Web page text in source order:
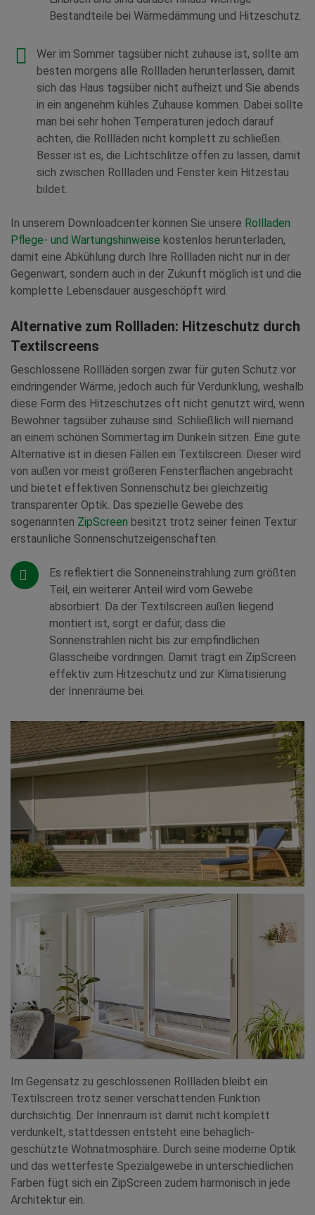
Bestandteile bei Wärmedämmung und Hitzeschutz.
Wer im Sommer tagsüber nicht zuhause ist, sollte am
besten morgens alle Rollladen herunterlassen, damit
sich das Haus tagsüber nicht aufheizt und Sie abends
in ein angenehm kühles Zuhause kommen. Dabei sollte
man bei sehr hohen Temperaturen jedoch darauf
achten, die Rollläden nicht komplett zu schließen.
Besser ist es, die Lichtschlitze offen zu lassen, damit
sich zwischen Rollladen und Fenster kein Hitzestau
bildet.
In unserem Downloadcenter können Sie unsere Rollladen
Pflege- und Wartungshinweise kostenlos herunterladen,
damit eine Abkühlung durch Ihre Rollladen nicht nur in der
Gegenwart, sondern auch in der Zukunft möglich ist und die
komplette Lebensdauer ausgeschöpft wird.
Alternative zum Rollladen: Hitzeschutz durch
Textilscreens
Geschlossene Rollläden sorgen zwar für guten Schutz vor
eindringender Wärme, jedoch auch für Verdunklung, weshalb
diese Form des Hitzeschutzes oft nicht genutzt wird, wenn
Bewohner tagsüber zuhause sind. Schließlich will niemand
an einem schönen Sommertag im Dunkeln sitzen. Eine gute
Alternative ist in diesen Fällen ein Textilscreen: Dieser wird
von außen vor meist größeren Fensterflächen angebracht
und bietet effektiven Sonnenschutz bei gleichzeitig
transparenter Optik. Das spezielle Gewebe des
sogenannten ZipScreen besitzt trotz seiner feinen Textur
erstaunliche Sonnenschutzeigenschaften.
Es reflektiert die Sonneneinstrahlung zum größten
Teil, ein weiterer Anteil wird vom Gewebe
absorbiert. Da der Textilscreen außen liegend
montiert ist, sorgt er dafür, dass die
Sonnenstrahlen nicht bis zur empfindlichen
Glasscheibe vordringen. Damit trägt ein ZipScreen
effektiv zum Hitzeschutz und zur Klimatisierung
der Innenräume bei.
Im Gegensatz zu geschlossenen Rollläden bleibt ein
Textilscreen trotz seiner verschattenden Funktion
durchsichtig. Der Innenraum ist damit nicht komplett
verdunkelt, stattdessen entsteht eine behaglich-
geschützte Wohnatmosphäre. Durch seine moderne Optik
und das wetterfeste Spezialgewebe in unterschiedlichen
Farben fügt sich ein ZipScreen zudem harmonisch in jede
Architektur ein.